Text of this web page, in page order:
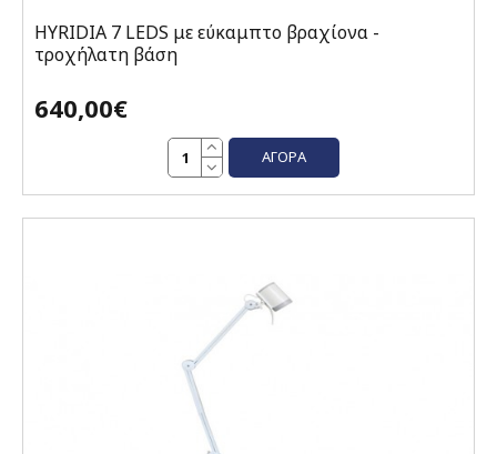
HYRIDIA 7 LEDS με εύκαμπτο βραχίονα -
τροχήλατη βάση
640,00€
ΑΓΟΡΆ